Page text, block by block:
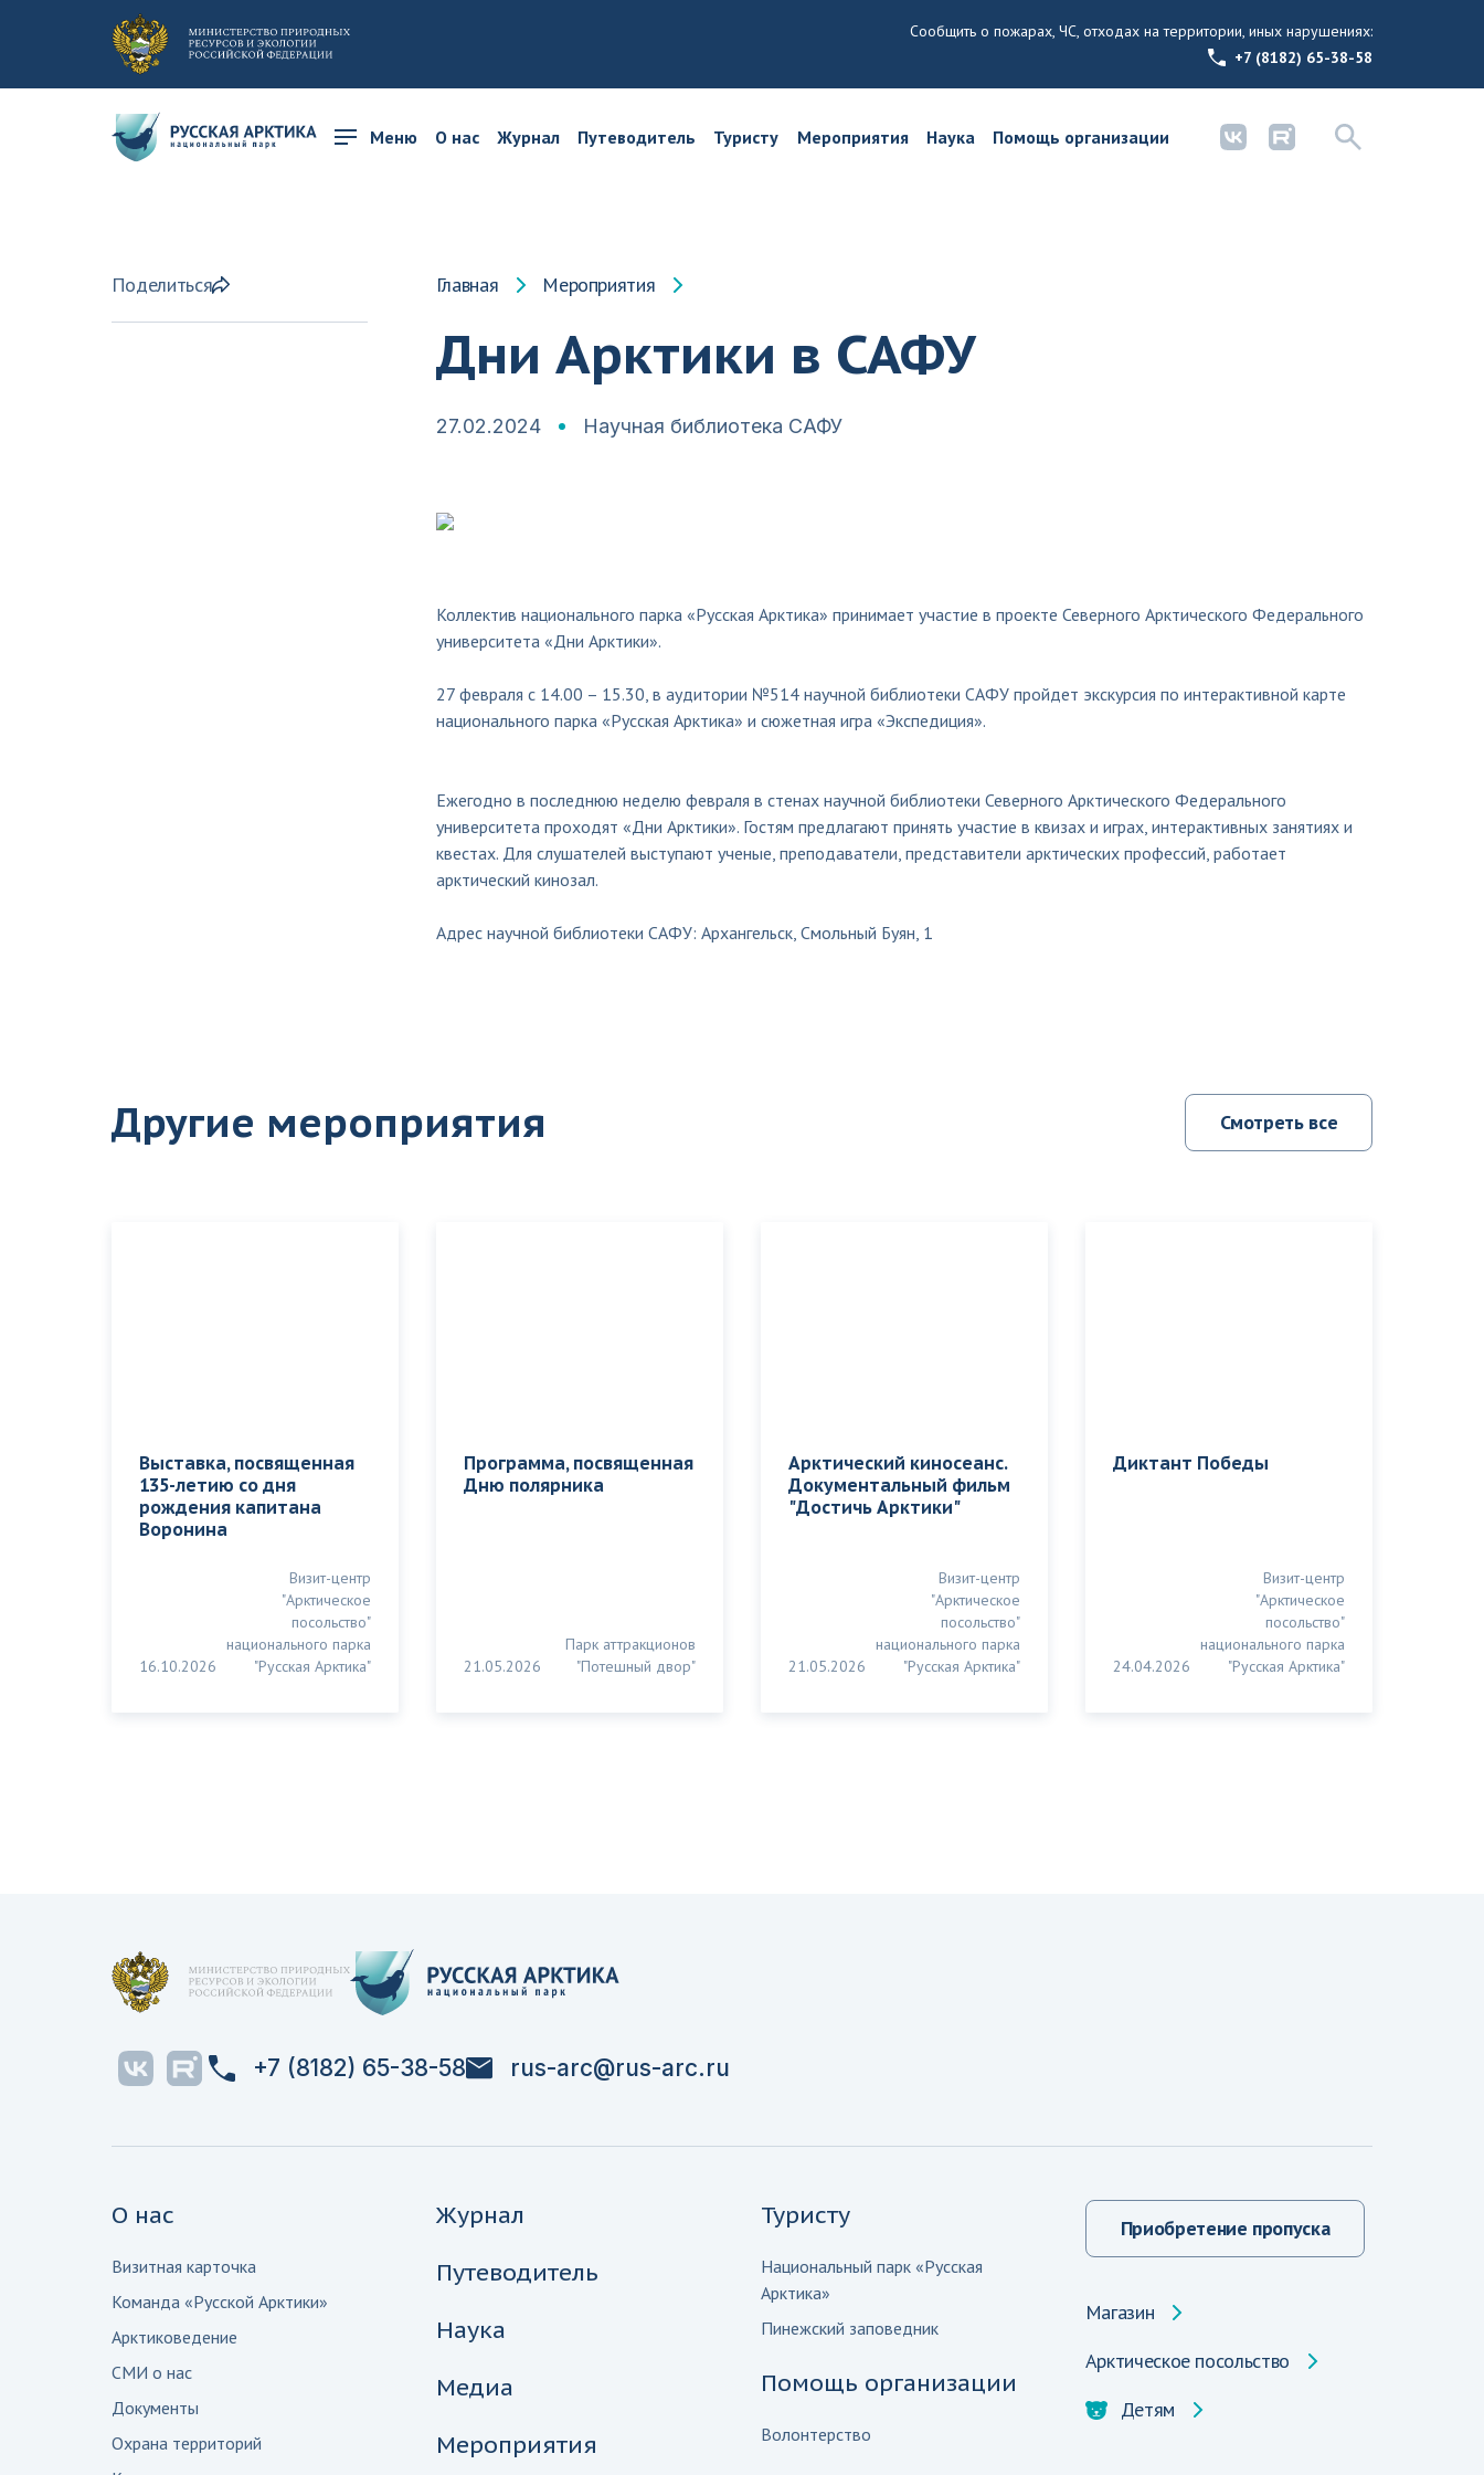
Сообщить о пожарах, ЧС, отходах на территории, иных нарушениях:
+7 (8182) 65-38-58
Меню О нас Журнал Путеводитель Туристу Мероприятия Наука Помощь организации
Поделиться Главная Мероприятия
Дни Арктики в САФУ
27.02.2024 Научная библиотека САФУ
Коллектив национального парка «Русская Арктика» принимает участие в проекте Северного Арктического Федерального
университета «Дни Арктики».
27 февраля с 14.00 – 15.30, в аудитории №514 научной библиотеки САФУ пройдет экскурсия по интерактивной карте
национального парка «Русская Арктика» и сюжетная игра «Экспедиция».
Ежегодно в последнюю неделю февраля в стенах научной библиотеки Северного Арктического Федерального
университета проходят «Дни Арктики». Гостям предлагают принять участие в квизах и играх, интерактивных занятиях и
квестах. Для слушателей выступают ученые, преподаватели, представители арктических профессий, работает
арктический кинозал.
Адрес научной библиотеки САФУ: Архангельск, Смольный Буян, 1
Другие мероприятия Смотреть все
Выставка, посвященная
135-летию со дня
рождения капитана
Воронина
16.10.2026
Визит-центр
"Арктическое
посольство"
национального парка
"Русская Арктика"
Программа, посвященная
Дню полярника
21.05.2026
Парк аттракционов
"Потешный двор"
Арктический киносеанс.
Документальный фильм
"Достичь Арктики"
21.05.2026
Визит-центр
"Арктическое
посольство"
национального парка
"Русская Арктика"
Диктант Победы
24.04.2026
Визит-центр
"Арктическое
посольство"
национального парка
"Русская Арктика"
+7 (8182) 65-38-58 rus-arc@rus-arc.ru
О нас
Визитная карточка
Команда «Русской Арктики»
Арктиковедение
СМИ о нас
Документы
Охрана территорий
Журнал
Путеводитель
Наука
Медиа
Мероприятия
Туристу
Национальный парк «Русская
Арктика»
Пинежский заповедник
Помощь организации
Волонтерство
Приобретение пропуска
Магазин
Арктическое посольство
Детям